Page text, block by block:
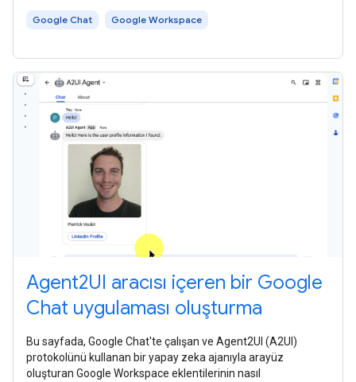
Google Chat Google Workspace
Agent2UI aracısı içeren bir Google
Chat uygulaması oluşturma
Bu sayfada, Google Chat'te çalışan ve Agent2UI (A2UI)
protokolünü kullanan bir yapay zeka ajanıyla arayüz
oluşturan Google Workspace eklentilerinin nasıl